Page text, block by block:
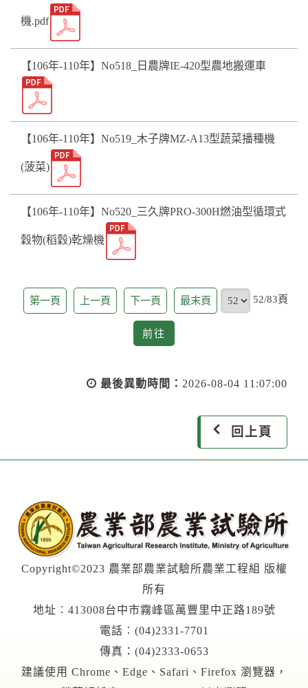
機.pdf
【106年-110年】No518_日農牌IE-420型農地搬運車
【106年-110年】No519_木子牌MZ-A13型蔬菜播種機
(菠菜)
【106年-110年】No520_三久牌PRO-300H燃油型循環式
穀物(稻穀)乾燥機
第一頁 上一頁 下一頁 最末頁 頁
52/83頁
前往
往
最後異動時間： 2026-08-04 11:07:00
回上頁
Copyright©2023 農業部農業試驗所農業工程組 版權
所有
地址︰413008台中市霧峰區萬豐里中正路189號
電話︰(04)2331-7701
傳真：(04)2333-0653
建議使用 Chrome、Edge、Safari、Firefox 瀏覽器，